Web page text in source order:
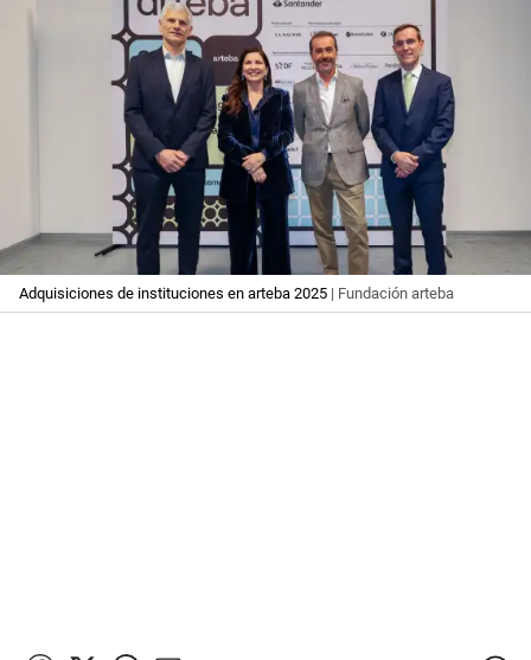
Adquisiciones de instituciones en arteba 2025 | Fundación arteba